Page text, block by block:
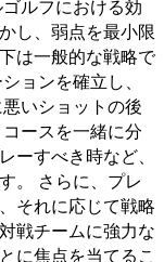
ルフにおける効
し、弱点を最小限
は一般的な戦略で
ョンを確立し、
いショットの後
ースを一緒に分
ーすべき時など、
。 さらに、プレ
それに応じて戦略
戦チームに強力な
に焦点を当てるこ